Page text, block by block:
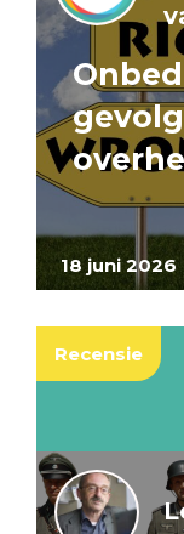
18 juni 2026
Recensie